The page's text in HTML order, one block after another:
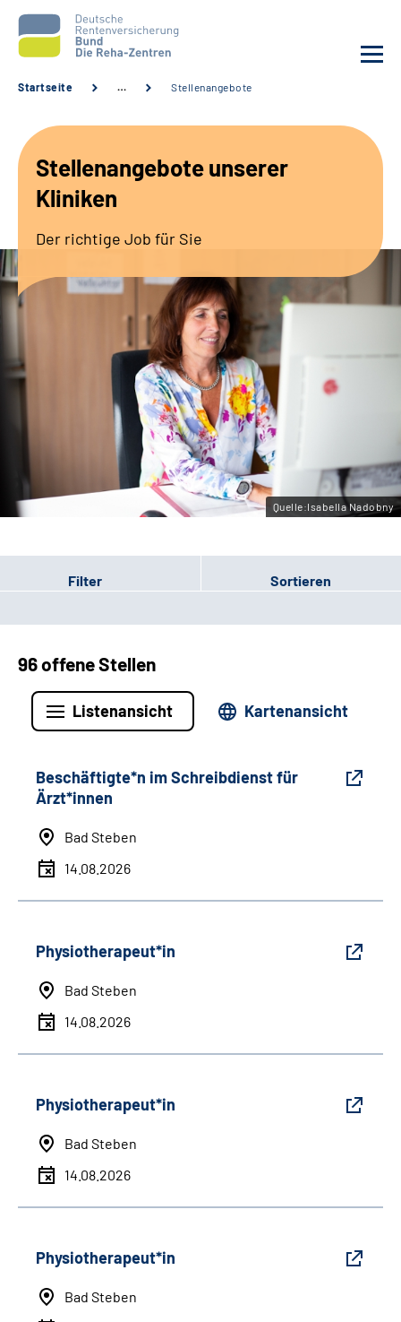
Unsere Kliniken
Sozialdienste & Zuweisende
Erweiterte Suche
Gebärdensprache
Leichte Sprache
Startseite … Stellenangebote
Stellenangebote unserer
Kliniken
Der richtige Job für Sie
Quelle:Isabella Nadobny
Filter Sortieren
96 offene Stellen
Listenansicht Kartenansicht
Beschäftigte*n im Schreibdienst für
Ärzt*innen
Bad Steben
14.08.2026
Physiotherapeut*in
Bad Steben
14.08.2026
Physiotherapeut*in
Bad Steben
14.08.2026
Physiotherapeut*in
Bad Steben